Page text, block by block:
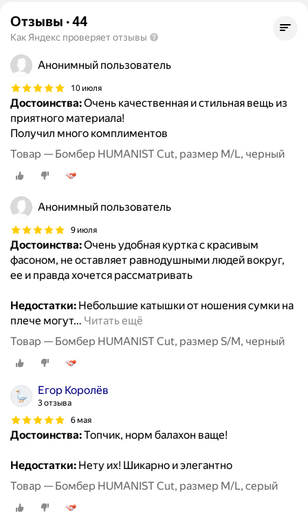
Отзывы ·44
Как Яндекс проверяет отзывы
Анонимный пользователь
10 июля
Достоинства:Очень качественная и стильная вещь из
приятного материала!
Получил много комплиментов
Товар — Бомбер HUMANIST Cut, размер M/L, черный
Анонимный пользователь
9 июля
Достоинства:Очень удобная куртка с красивым
фасоном, не оставляет равнодушными людей вокруг,
ее и правда хочется рассматривать
Недостатки: Небольшие катышки от ношения сумки на
плече могут… Читать ещё
Товар — Бомбер HUMANIST Cut, размер S/M, черный
Егор Королёв
3 отзыва
6 мая
Достоинства:Топчик, норм балахон ваще!
Недостатки: Нету их! Шикарно и элегантно
Товар — Бомбер HUMANIST Cut, размер M/L, серый